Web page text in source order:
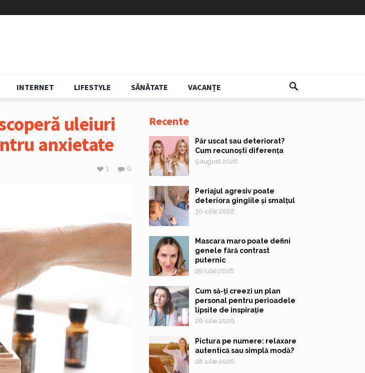
INTERNET LIFESTYLE SĂNĂTATE VACANȚE
uleiuri
anxietate
0
1
Recente
Păr uscat sau deteriorat?
Cum recunoști diferența
5 august 2026
Periajul agresiv poate
deteriora gingiile și smalțul
30 iulie 2026
Mascara maro poate defini
genele fără contrast
puternic
29 iulie 2026
Cum să-ți creezi un plan
personal pentru perioadele
lipsite de inspirație
28 iulie 2026
Pictura pe numere: relaxare
autentică sau simplă modă?
28 iulie 2026